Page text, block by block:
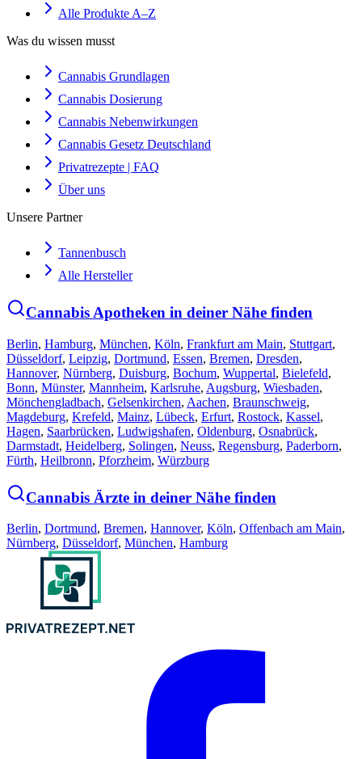
Alle Produkte A–Z
Was du wissen musst
Cannabis Grundlagen
Cannabis Dosierung
Cannabis Nebenwirkungen
Cannabis Gesetz Deutschland
Privatrezepte | FAQ
Über uns
Unsere Partner
Tannenbusch
Alle Hersteller
Cannabis Apotheken in deiner Nähe finden
Berlin, Hamburg, München, Köln, Frankfurt am Main, Stuttgart,
Düsseldorf, Leipzig, Dortmund, Essen, Bremen, Dresden,
Hannover, Nürnberg, Duisburg, Bochum, Wuppertal, Bielefeld,
Bonn, Münster, Mannheim, Karlsruhe, Augsburg, Wiesbaden,
Mönchengladbach, Gelsenkirchen, Aachen, Braunschweig,
Magdeburg, Krefeld, Mainz, Lübeck, Erfurt, Rostock, Kassel,
Hagen, Saarbrücken, Ludwigshafen, Oldenburg, Osnabrück,
Darmstadt, Heidelberg, Solingen, Neuss, Regensburg, Paderborn,
Fürth, Heilbronn, Pforzheim, Würzburg
Cannabis Ärzte in deiner Nähe finden
Berlin, Dortmund, Bremen, Hannover, Köln, Offenbach am Main,
Nürnberg, Düsseldorf, München, Hamburg